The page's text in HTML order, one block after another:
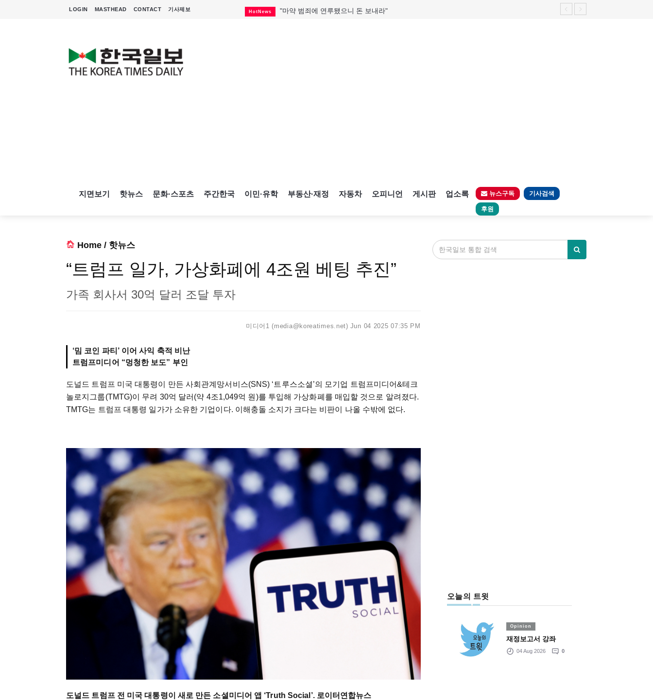
LOGIN MASTHEAD CONTACT 기사제보 HotNews "마약 범죄에 연루됐으니 돈 보내라"
지면보기 핫뉴스 문화·스포츠 주간한국 이민·유학 부동산·재정 자동차 오피니언 게시판 업소록 뉴스구독 기사검색
후원
Home / 핫뉴스
“트럼프 일가, 가상화폐에 4조원 베팅 추진”
가족 회사서 30억 달러 조달 투자
미디어1 (media@koreatimes.net) Jun 04 2025 07:35 PM
‘밈 코인 파티’ 이어 사익 축적 비난
트럼프미디어 “멍청한 보도” 부인
도널드 트럼프 미국 대통령이 만든 사회관계망서비스(SNS) ‘트루스소셜’의 모기업 트럼프미디어&테크
놀로지그룹(TMTG)이 무려 30억 달러(약 4조1,049억 원)를 투입해 가상화폐를 매입할 것으로 알려졌다.
TMTG는 트럼프 대통령 일가가 소유한 기업이다. 이해충돌 소지가 크다는 비판이 나올 수밖에 없다.
도널드 트럼프 전 미국 대통령이 새로 만든 소셜미디어 앱 ‘Truth Social’. 로이터연합뉴스
오늘의 트윗
Opinion
재정보고서 강좌
04 Aug 2026 0